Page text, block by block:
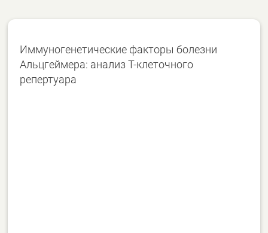
Иммуногенетические факторы болезни
Альцгеймера: анализ Т-клеточного
репертуара